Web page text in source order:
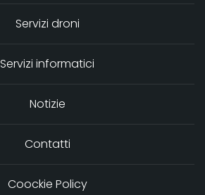
Servizi droni
Servizi informatici
Notizie
Contatti
Coockie Policy